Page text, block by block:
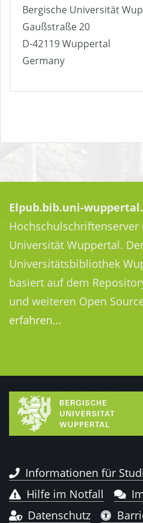
Bergische Universität
Gaußstraße 20
D-42119 Wuppertal
Germany
Elpub.bib.uni-
Hochschulschriftenserver
Universität Wuppertal.
Universitätsbibliothek
basiert auf dem
und weiteren Open
erfahren...
Informationen für
Hilfe im Notfall
Datenschutz